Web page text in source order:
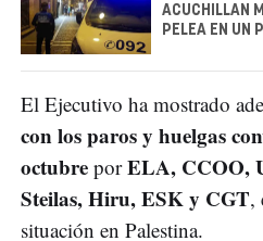
ACUCHILLAN
PELEA EN UN
El Ejecutivo ha mostrado
con los paros y huelgas
octubre porELA, CCOO,
Steilas, Hiru, ESK y CGT,
situación en Palestina.